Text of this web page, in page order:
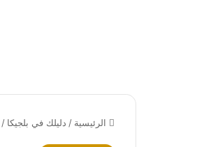
الرئيسية / دليلك في بلجيكا /